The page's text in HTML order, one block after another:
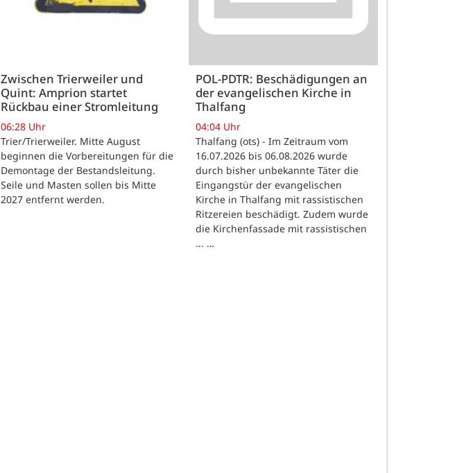
Zwischen Trierweiler und
Quint: Amprion startet
Rückbau einer Stromleitung
06:28 Uhr
Trier/Trierweiler. Mitte August
beginnen die Vorbereitungen für die
Demontage der Bestandsleitung.
Seile und Masten sollen bis Mitte
2027 entfernt werden.
POL-PDTR: Beschädigungen an
der evangelischen Kirche in
Thalfang
04:04 Uhr
Thalfang (ots) - Im Zeitraum vom
16.07.2026 bis 06.08.2026 wurde
durch bisher unbekannte Täter die
Eingangstür der evangelischen
Kirche in Thalfang mit rassistischen
Ritzereien beschädigt. Zudem wurde
die Kirchenfassade mit rassistischen
... …